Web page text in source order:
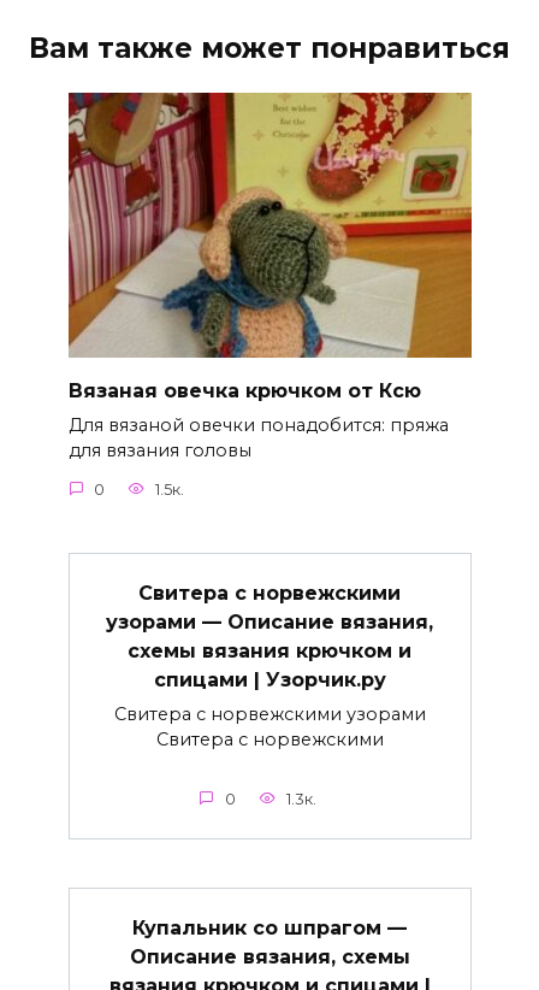
Вам также может понравиться
Вязаная овечка крючком от Ксю
Для вязаной овечки понадобится: пряжа
для вязания головы
0 1.5к.
Свитера с норвежскими
узорами — Описание вязания,
схемы вязания крючком и
спицами | Узорчик.ру
Свитера с норвежскими узорами
Свитера с норвежскими
0 1.3к.
Купальник со шпрагом —
Описание вязания, схемы
вязания крючком и спицами |